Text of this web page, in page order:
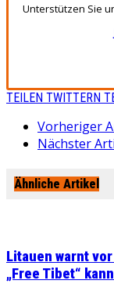
Unterstützen Sie
TEILEN TWITTERN
Vorheriger
Nächster
Ähnliche Artikel
Litauen warnt
„Free Tibet“